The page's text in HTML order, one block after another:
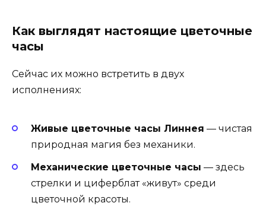
Как выглядят настоящие цветочные
часы
Сейчас их можно встретить в двух
исполнениях:
Живые цветочные часы Линнея — чистая
природная магия без механики.
Механические цветочные часы — здесь
стрелки и циферблат «живут» среди
цветочной красоты.